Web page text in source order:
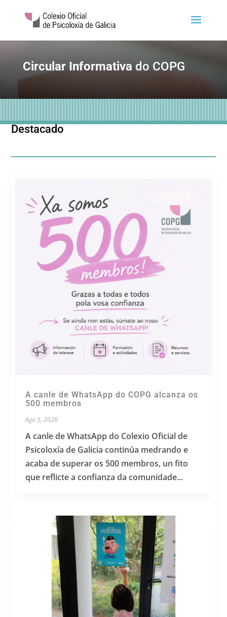
Circular Informativa do COPG
Destacado
A canle de WhatsApp do COPG alcanza os
500 membros
Ago 5, 2026
A canle de WhatsApp do Colexio Oficial de
Psicoloxía de Galicia continúa medrando e
acaba de superar os 500 membros, un fito
que reflicte a confianza da comunidade...